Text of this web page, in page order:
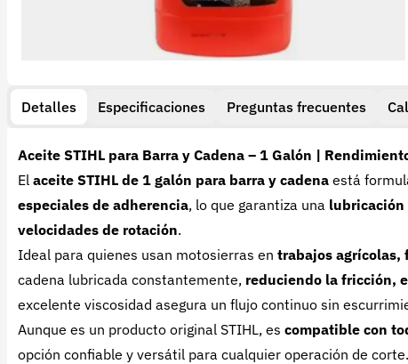
Detalles Especificaciones Preguntas frecuentes
Aceite STIHL para Barra y Cadena – 1 Galón |
El aceite STIHL de 1 galón para barra y cadena está
especiales de adherencia, lo que garantiza una lubricación
velocidades de rotación.
Ideal para quienes usan motosierras en trabajos agrícolas,
cadena lubricada constantemente, reduciendo la fricción,
excelente viscosidad asegura un flujo continuo sin
Aunque es un producto original STIHL, es compatible con
opción confiable y versátil para cualquier operación de corte.